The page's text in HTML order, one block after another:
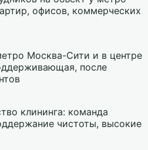
офисов, коммерческих
Москва-Сити и в центре
после
клининга: команда
чистоты, высокие